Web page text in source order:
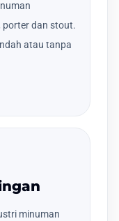
porter dan stout.
atau tanpa
minuman